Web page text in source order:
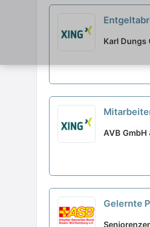
Karl Dungs
AVB GmbH
Gelernte